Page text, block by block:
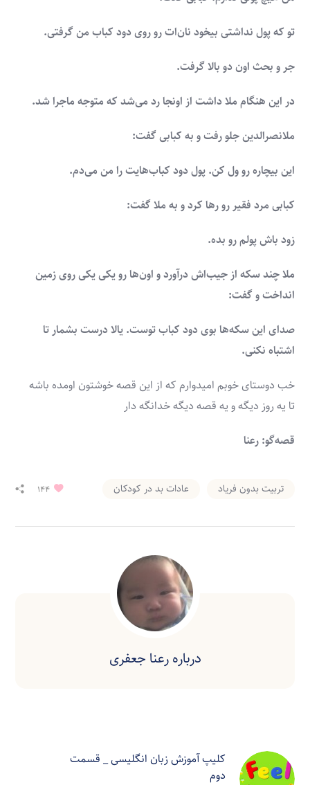
تو که پول نداشتی بیخود نان‌ات رو روی دود کباب من گرفتی.
جر و بحث اون دو بالا گرفت.
در این هنگام ملا داشت از اونجا رد می‌شد که متوجه ماجرا شد.
ملانصرالدین جلو رفت و به کبابی گفت:
این بیچاره رو ول کن. پول دود کباب‌هایت را من می‌دم.
کبابی مرد فقیر رو رها کرد و به ملا گفت:
زود باش پولم رو بده.
ملا چند سکه از جیب‌اش درآورد و اون‌ها رو یکی یکی روی زمین
انداخت و گفت:
صدای این سکه‌ها بوی دود کباب توست. یالا درست بشمار تا
اشتباه نکنی.
خب دوستای خوبم امیدوارم که از این قصه خوشتون اومده باشه
تا یه روز دیگه و یه قصه دیگه خدانگه دار
قصه‌گو: رعنا
تربیت بدون فریاد عادات بد در کودکان 144
درباره رعنا جعفری
کلیپ آموزش زبان انگلیسی _ قسمت
دوم